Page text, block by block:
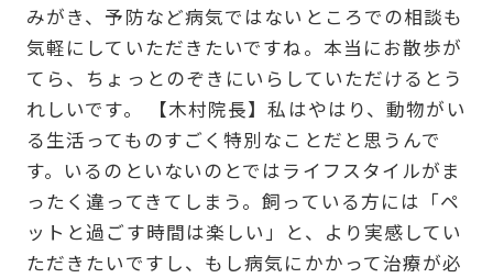
みがき、予防など病気ではないところでの相談も
気軽にしていただきたいですね。本当にお散歩が
てら、ちょっとのぞきにいらしていただけるとう
れしいです。 【木村院長】私はやはり、動物がい
る生活ってものすごく特別なことだと思うんで
す。いるのといないのとではライフスタイルがま
ったく違ってきてしまう。飼っている方には「ペ
ットと過ごす時間は楽しい」と、より実感してい
ただきたいですし、もし病気にかかって治療が必